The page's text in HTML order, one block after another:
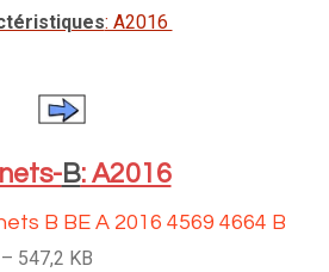
: A2016
B: A2016
B BE A 2016 4569 4664 B
547,2 KB